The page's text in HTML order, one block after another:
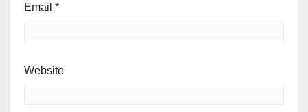
Email *
Website